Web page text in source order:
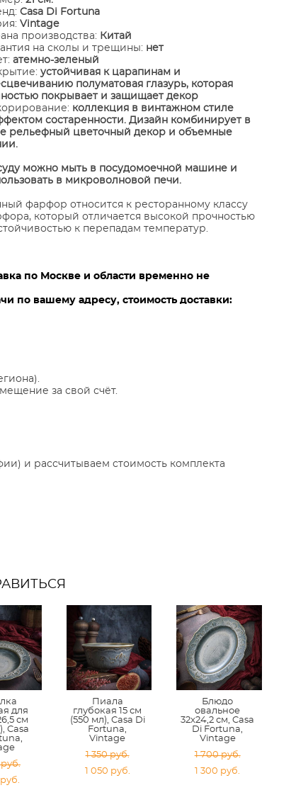
Casa Di Fortuna
Vintage
производства: Китай
на сколы и трещины: нет
атемно-зеленый
устойчивая к царапинам и
полуматовая глазурь, которая
покрывает и защищает декор
коллекция в винтажном стиле
состаренности. Дизайн комбинирует в
рельефный цветочный декор и объемные
можно мыть в посудомоечной машине и
в микроволновой печи.
фарфор относится к ресторанному классу
который отличается высокой прочностью
к перепадам температур.
по Москве и области временно не
по вашему адресу, стоимость доставки:
за свой счёт.
и рассчитываем стоимость комплекта
для
см
Casa
Пиала
глубокая 15 см
(550 мл), Casa Di
Fortuna,
Vintage
1 350 pуб.
1 050 pуб.
Блюдо
овальное
32x24,2 см, Casa
Di Fortuna,
Vintage
1 700 pуб.
1 300 pуб.